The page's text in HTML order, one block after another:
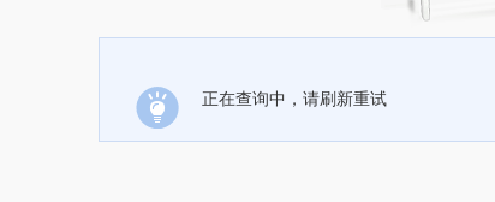
正在查询中，请刷新重试